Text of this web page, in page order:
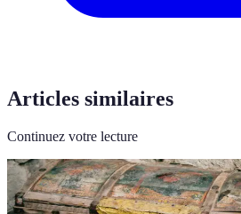
Articles similaires
Continuez votre lecture